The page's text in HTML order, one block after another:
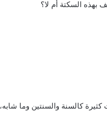
بهذه السكتة أم لا؟